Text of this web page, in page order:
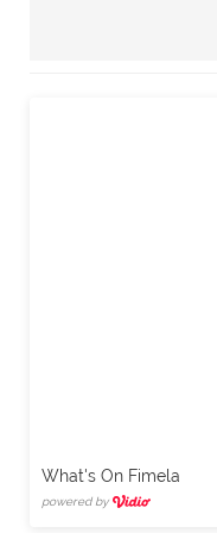
What's On Fimela
powered by